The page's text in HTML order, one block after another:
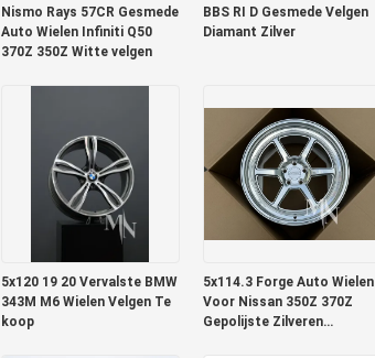
Nismo Rays 57CR Gesmede
Auto Wielen Infiniti Q50
370Z 350Z Witte velgen
BBS RI D Gesmede Velgen
Diamant Zilver
5x120 19 20 Vervalste BMW
343M M6 Wielen Velgen Te
koop
5x114.3 Forge Auto Wielen
Voor Nissan 350Z 370Z
Gepolijste Zilveren